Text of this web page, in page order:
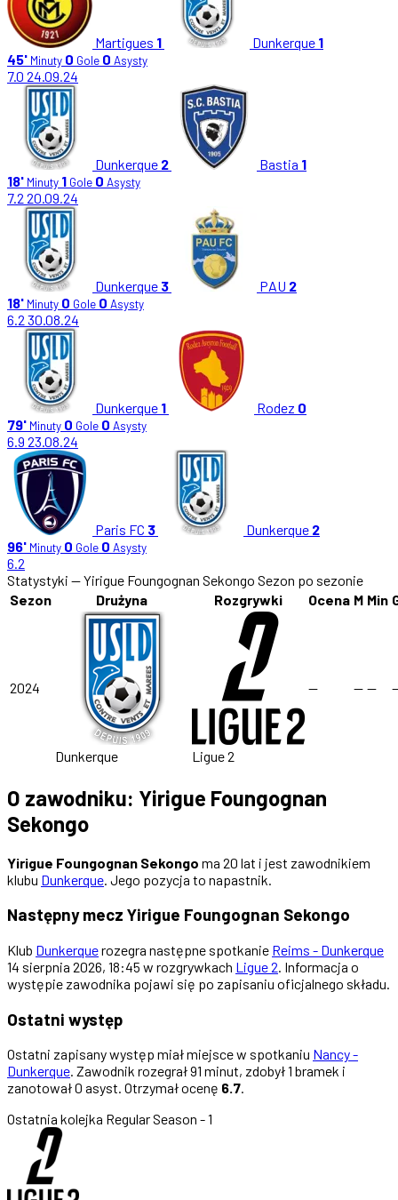
Martigues 1 Dunkerque 1
45' Minuty 0 Gole 0 Asysty
7.0 24.09.24
Dunkerque 2 Bastia 1
18' Minuty 1 Gole 0 Asysty
7.2 20.09.24
Dunkerque 3 PAU 2
18' Minuty 0 Gole 0 Asysty
6.2 30.08.24
Dunkerque 1 Rodez 0
79' Minuty 0 Gole 0 Asysty
6.9 23.08.24
Paris FC 3 Dunkerque 2
96' Minuty 0 Gole 0 Asysty
6.2
Statystyki — Yirigue Foungognan Sekongo Sezon po sezonie
Sezon
Drużyna Rozgrywki Ocena M Min
2024
Dunkerque Ligue 2
— — —
O zawodniku: Yirigue Foungognan
Sekongo
Yirigue Foungognan Sekongo ma 20 lat i jest zawodnikiem
klubu Dunkerque . Jego pozycja to napastnik.
Następny mecz Yirigue Foungognan Sekongo
Klub Dunkerquerozegra następne spotkanie Reims - Dunkerque
14 sierpnia 2026, 18:45 w rozgrywkach Ligue 2. Informacja o
występie zawodnika pojawi się po zapisaniu oficjalnego składu.
Ostatni występ
Ostatni zapisany występ miał miejsce w spotkaniu Nancy -
Dunkerque. Zawodnik rozegrał 91 minut, zdobył 1 bramek i
zanotował 0 asyst. Otrzymał ocenę 6.7.
Ostatnia kolejka Regular Season - 1